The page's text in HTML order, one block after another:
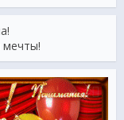
мечты!